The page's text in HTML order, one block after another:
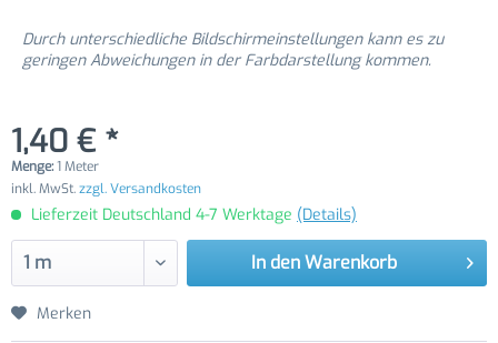
Durch unterschiedliche Bildschirmeinstellungen kann es zu
geringen Abweichungen in der Farbdarstellung kommen.
1,40 € *
Menge:1 Meter
inkl. MwSt.zzgl. Versandkosten
Lieferzeit Deutschland 4-7 Werktage (Details)
In den Warenkorb
Merken